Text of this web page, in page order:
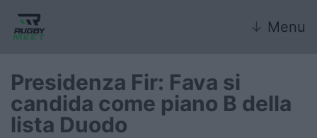
↓ Menu
Nazionale
Presidenza Fir: Fava si
candida come piano B della
lista Duodo